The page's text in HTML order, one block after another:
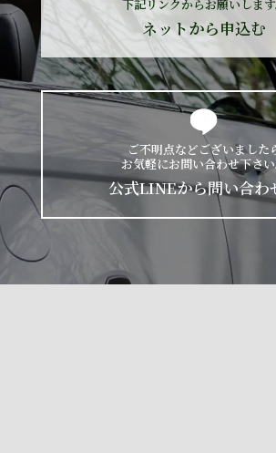
下記リンクからお願いします
ネットから申込む
ご不明点などございました
お気軽にお問い合わせ下さい
公式LINEから問い合わ